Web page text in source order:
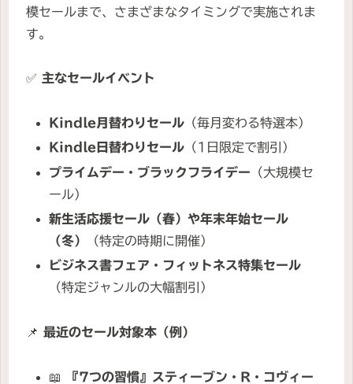
模セールまで、さまざまなタイミングで実施されま
す。
✅ 主なセールイベント
Kindle月替わりセール （毎月変わる特選本）
Kindle日替わりセール （1日限定で割引）
プライムデー・ブラックフライデー （大規模セ
ール）
新生活応援セール（春）や年末年始セール
（冬）
（特定の時期に開催）
ビジネス書フェア・フィットネス特集セール
（特定ジャンルの大幅割引）
📌 最近のセール対象本（例）
📖
『7つの習慣』スティーブン・R・コヴィー